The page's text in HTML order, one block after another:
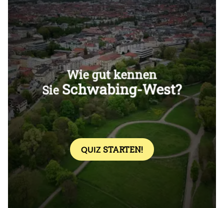
Überspringen